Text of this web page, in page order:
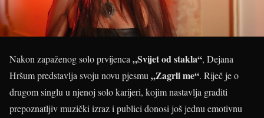
Nakon zapaženog solo prvijenca „Svijet od stakla“, Dejana
Hršum predstavlja svoju novu pjesmu „Zagrli me“. Riječ je o
drugom singlu u njenoj solo karijeri, kojim nastavlja graditi
prepoznatljiv muzički izraz i publici donosi još jednu emotivnu